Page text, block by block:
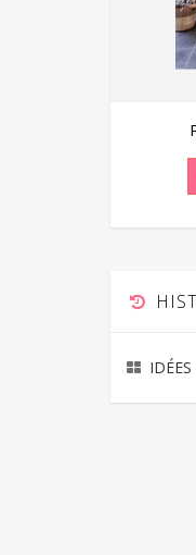
Coupon